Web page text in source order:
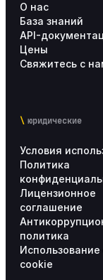
О нас
База знаний
API-
Цены
Свяжитесь с
юридические
Условия
Политика
Лицензионное
соглашение
политика
cookie